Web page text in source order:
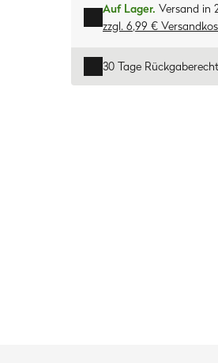
Auf Lager. Versand in
zzgl. 6,99 €
30 Tage Rückgaberecht